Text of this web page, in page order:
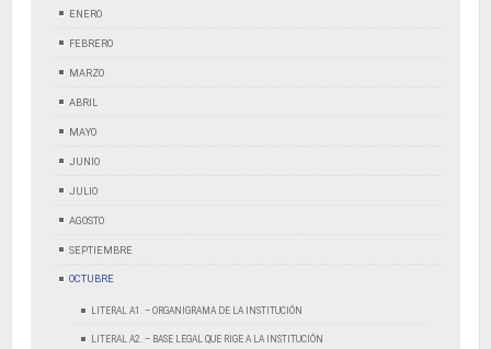
ENERO
FEBRERO
MARZO
ABRIL
MAYO
JUNIO
JULIO
AGOSTO
SEPTIEMBRE
OCTUBRE
LITERAL A1. – ORGANIGRAMA DE LA INSTITUCIÓN
LITERAL A2. – BASE LEGAL QUE RIGE A LA INSTITUCIÓN